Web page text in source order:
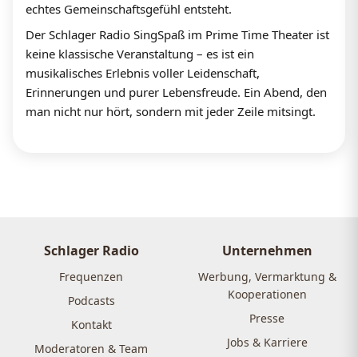
echtes Gemeinschaftsgefühl entsteht.
Der Schlager Radio SingSpaß im Prime Time Theater ist
keine klassische Veranstaltung – es ist ein
musikalisches Erlebnis voller Leidenschaft,
Erinnerungen und purer Lebensfreude. Ein Abend, den
man nicht nur hört, sondern mit jeder Zeile mitsingt.
Schlager Radio
Frequenzen
Podcasts
Kontakt
Moderatoren & Team
Unternehmen
Werbung, Vermarktung &
Kooperationen
Presse
Jobs & Karriere